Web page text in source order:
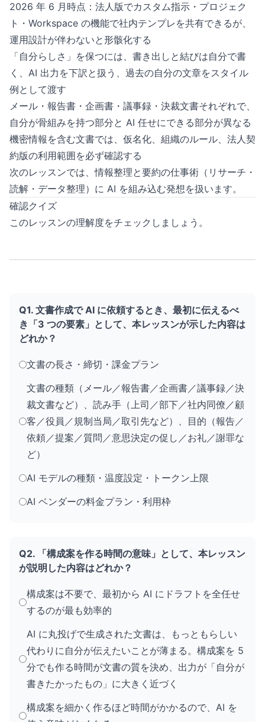
2026 年 6 月時点：法人版でカスタム指示・プロジェク
ト・Workspace の機能で社内テンプレを共有できるが、
運用設計が伴わないと形骸化する
「自分らしさ」を保つには、書き出しと結びは自分で書
く、AI 出力を下訳と扱う、過去の自分の文章をスタイル
例として渡す
メール・報告書・企画書・議事録・決裁文書それぞれで、
自分が骨組みを持つ部分と AI 任せにできる部分が異なる
機密情報を含む文書では、仮名化、組織のルール、法人契
約版の利用範囲を必ず確認する
次のレッスンでは、情報整理と要約の仕事術（リサーチ・
読解・データ整理）に AI を組み込む発想を扱います。
確認クイズ
このレッスンの理解度をチェックしましょう。
Q1. 文書作成で AI に依頼するとき、最初に伝えるべ
き「3 つの要素」として、本レッスンが示した内容は
どれか？
文書の長さ・締切・課金プラン
文書の種類（メール／報告書／企画書／議事録／決
裁文書など）、読み手（上司／部下／社内同僚／顧
客／役員／規制当局／取引先など）、目的（報告／
依頼／提案／質問／意思決定の促し／お礼／謝罪な
ど）
AI モデルの種類・温度設定・トークン上限
AI ベンダーの料金プラン・利用枠
Q2. 「構成案を作る時間の意味」として、本レッスン
が説明した内容はどれか？
構成案は不要で、最初から AI にドラフトを全任せ
するのが最も効率的
AI に丸投げで生成された文書は、もっともらしい
代わりに自分が伝えたいことが薄まる。構成案を 5
分でも作る時間が文書の質を決め、出力が「自分が
書きたかったもの」に大きく近づく
構成案を細かく作るほど時間がかかるので、AI を